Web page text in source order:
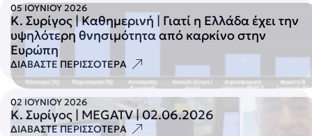
05 ΙΟΥΝΙΟΥ 2026
Κ. Συρίγος | Καθημερινή | Γιατί η Ελλάδα έχει την
υψηλότερη θνησιμότητα από καρκίνο στην
Ευρώπη
ΔΙΑΒΑΣΤΕ ΠΕΡΙΣΣΟΤΕΡΑ
02 ΙΟΥΝΙΟΥ 2026
Κ. Συρίγος | MEGATV | 02.06.2026
ΔΙΑΒΑΣΤΕ ΠΕΡΙΣΣΟΤΕΡΑ